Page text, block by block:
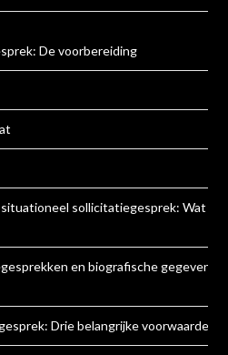
De voorbereiding
sollicitatiegesprek: Wat is
en biografische gegevens
Drie belangrijke voorwaarden